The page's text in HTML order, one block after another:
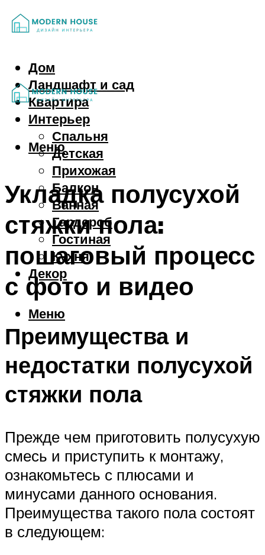
Дом
Ландшафт и сад
Квартира
Интерьер
Спальня
Детская
Прихожая
Балкон
Ванная
Гардероб
Гостиная
Кухня
Декор
Меню
Меню
Укладка полусухой
стяжки пола:
пошаговый процесс
с фото и видео
Преимущества и
недостатки полусухой
стяжки пола
Прежде чем приготовить полусухую
смесь и приступить к монтажу,
ознакомьтесь с плюсами и
минусами данного основания.
Преимущества такого пола состоят
в следующем: